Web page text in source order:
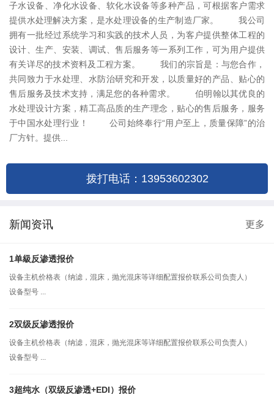
子水设备、净化水设备、软化水设备等多种产品，可根据客户需求
提供水处理解决方案，是水处理设备的生产制造厂家。 我公司
拥有一批经过系统学习和实践的技术人员，为客户提供整体工程的
设计、生产、安装、调试、售后服务等一系列工作，可为用户提供
有关详尽的技术资料及工程方案。 我们的宗旨是：与您合作，
共同致力于水处理、水防治研究和开发，以质量好的产品、贴心的
售后服务及技术支持，满足您的各种需求。 伯明翰以其优良的
水处理设计方案，精工高品质的生产理念，贴心的售后服务，服务
于中国水处理行业！ 公司始终奉行“用户至上，质量保障”的治
厂方针。提供...
拨打电话：13953602302
新闻资讯 更多
1单級反渗透报价
设备主机价格表（纳滤，混床，抛光混床等详细配置报价联系公司负责人）
设备型号 ...
2双级反渗透报价
设备主机价格表（纳滤，混床，抛光混床等详细配置报价联系公司负责人）
设备型号 ...
3超纯水（双级反渗透+EDI）报价